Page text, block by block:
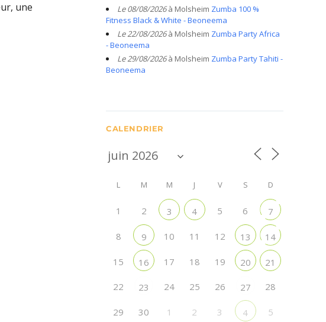
une
Le 08/08/2026à Molsheim Zumba 100 %
Fitness Black & White - Beoneema
Le 22/08/2026à Molsheim Zumba Party Africa
- Beoneema
Le 29/08/2026à Molsheim Zumba Party Tahiti -
Beoneema
CALENDRIER
L M M J V S D
1 2 3 4 5 6 7
8 9 10 11 12 13 14
15 16 17 18 19 20 21
22 23 24 25 26 27 28
29 30 1 2 3 4 5